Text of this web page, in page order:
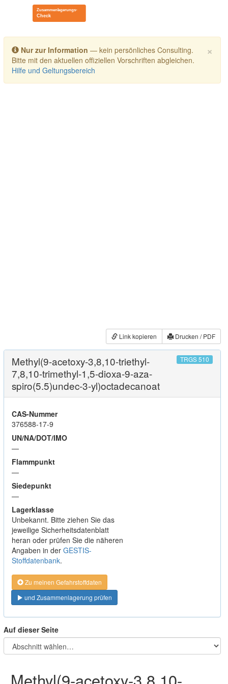
Toggle navigation
×
Nur zur Information — kein persönliches Consulting.
Bitte mit den aktuellen offiziellen Vorschriften abgleichen.
Hilfe und Geltungsbereich
Link kopieren Drucken / PDF
Methyl(9-acetoxy-3,8,10-triethyl-
7,8,10-trimethyl-1,5-dioxa-9-aza-
spiro(5.5)undec-3-yl)octadecanoat
TRGS 510
CAS-Nummer
376588-17-9
UN/NA/DOT/IMO
—
Flammpunkt
—
Siedepunkt
—
Lagerklasse
Unbekannt. Bitte ziehen Sie das
jeweilige Sicherheitsdatenblatt
heran oder prüfen Sie die näheren
Angaben in der GESTIS-
Stoffdatenbank.
Zu meinen Gefahrstoffdaten
und Zusammenlagerung prüfen
Auf dieser Seite